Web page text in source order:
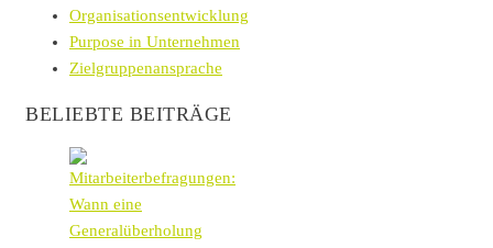
Organisationsentwicklung
Purpose in Unternehmen
Zielgruppenansprache
BELIEBTE BEITRÄGE